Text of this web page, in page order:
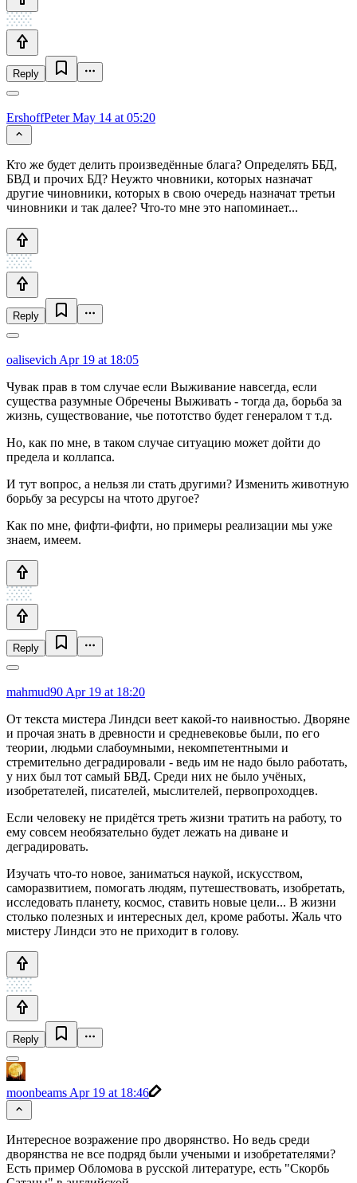
Reply
ErshoffPeterMay 14 at 05:20
Кто же будет делить произведённые блага? Определять ББД,
БВД и прочих БД? Неужто чновники, которых назначат
другие чиновники, которых в свою очередь назначат третьи
чиновники и так далее? Что-то мне это напоминает...
Reply
oalisevich Apr 19 at 18:05
Чувак прав в том случае если Выживание навсегда, если
существа разумные Обречены Выживать - тогда да, борьба за
жизнь, существование, чье пототство будет генералом т т.д.
Но, как по мне, в таком случае ситуацию может дойти до
предела и коллапса.
И тут вопрос, а нельзя ли стать другими? Изменить животную
борьбу за ресурсы на чтото другое?
Как по мне, фифти-фифти, но примеры реализации мы уже
знаем, имеем.
Reply
mahmud90 Apr 19 at 18:20
От текста мистера Линдси веет какой-то наивностью. Дворяне
и прочая знать в древности и средневековье были, по его
теории, людьми слабоумными, некомпетентными и
стремительно деградировали - ведь им не надо было работать,
у них был тот самый БВД. Среди них не было учёных,
изобретателей, писателей, мыслителей, первопроходцев.
Если человеку не придётся треть жизни тратить на работу, то
ему совсем необязательно будет лежать на диване и
деградировать.
Изучать что-то новое, заниматься наукой, искусством,
саморазвитием, помогать людям, путешествовать, изобретать,
исследовать планету, космос, ставить новые цели... В жизни
столько полезных и интересных дел, кроме работы. Жаль что
мистеру Линдси это не приходит в голову.
Reply
moonbeams Apr 19 at 18:46
Интересное возражение про дворянство. Но ведь среди
дворянства не все подряд были учеными и изобретателями?
Есть пример Обломова в русской литературе, есть "Скорбь